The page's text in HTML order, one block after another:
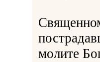
молите